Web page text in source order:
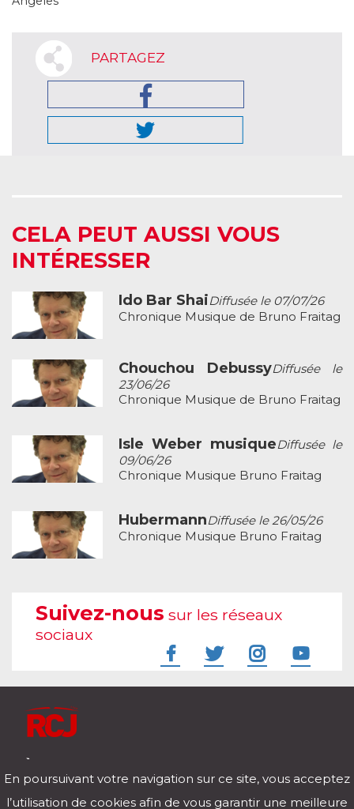
PARTAGEZ
CELA PEUT AUSSI VOUS
INTÉRESSER
Ido Bar ShaiDiffusée le 07/07/26
Chronique Musique de Bruno Fraitag
Chouchou DebussyDiffusée le
23/06/26
Chronique Musique de Bruno Fraitag
Isle Weber musiqueDiffusée le
09/06/26
Chronique Musique Bruno Fraitag
HubermannDiffusée le 26/05/26
Chronique Musique Bruno Fraitag
Suivez-nous sur les réseaux
sociaux
Télécharger notre application pour iOs et Android
En poursuivant votre navigation sur ce site, vous acceptez
l’utilisation de cookies afin de vous garantir une meilleure